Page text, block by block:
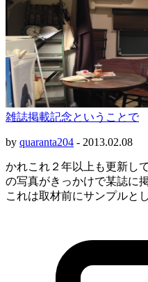
雑誌掲載記念ということで
by quaranta204 - 2013.02.08
かれこれ２年以上も更新し
の写真がきっかけで某誌に
これは取材前にサンプルと